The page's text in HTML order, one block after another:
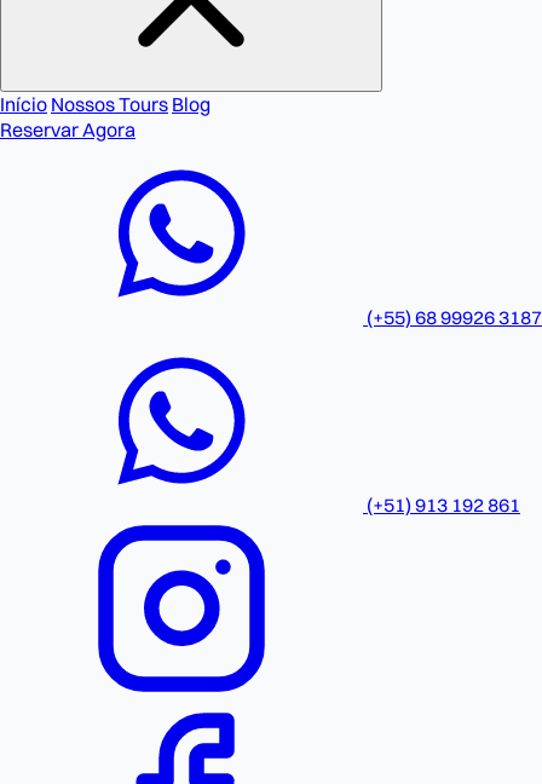
Início Nossos Tours Blog
Reservar Agora
(+55) 68 99926 3187
(+51) 913 192 861